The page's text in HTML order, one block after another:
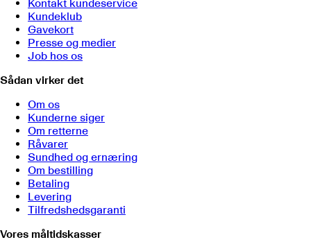
Kontakt kundeservice
Kundeklub
Gavekort
Presse og medier
Job hos os
Sådan virker det
Om os
Kunderne siger
Om retterne
Råvarer
Sundhed og ernæring
Om bestilling
Betaling
Levering
Tilfredshedsgaranti
Vores måltidskasser